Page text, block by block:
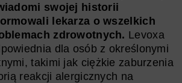
swojej historii
lekarza o wszelkich
zdrowotnych. Levoxa
dla osób z określonymi
takimi jak ciężkie zaburzenia
reakcji alergicznych na